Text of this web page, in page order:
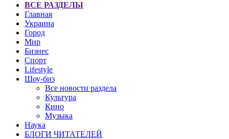
ВСЕ РАЗДЕЛЫ
Главная
Украина
Город
Мир
Бизнес
Спорт
Lifestyle
Шоу-биз
Все новости раздела
Культура
Кино
Музыка
Наука
БЛОГИ ЧИТАТЕЛЕЙ